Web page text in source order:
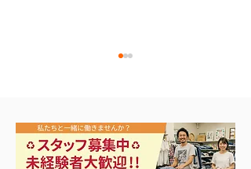
買取アップ開催中‼️